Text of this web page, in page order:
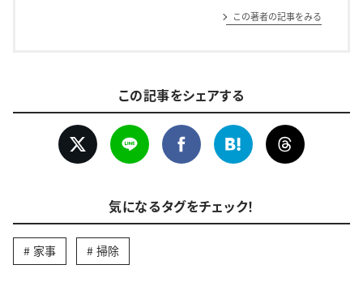
この著者の記事をみる
この記事をシェアする
気になるタグをチェック！
家事 掃除